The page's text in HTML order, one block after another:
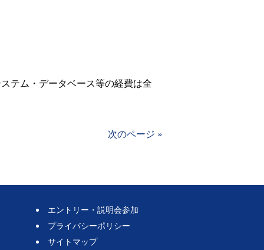
テム・データベース等の経費は全
次のページ »
エントリー・説明会参加
プライバシーポリシー
サイトマップ